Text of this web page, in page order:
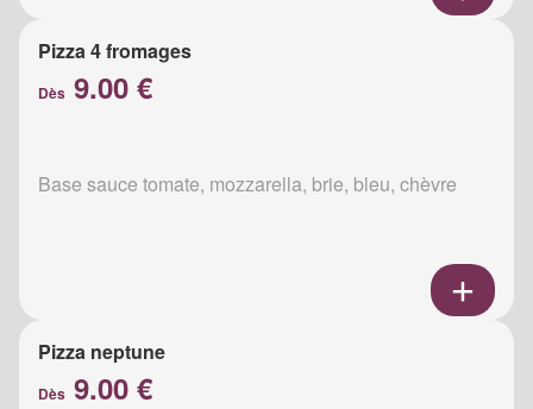
Pizza 4 fromages
Dès 9.00 €
Base sauce tomate, mozzarella, brie, bleu, chèvre
Pizza neptune
Dès 9.00 €